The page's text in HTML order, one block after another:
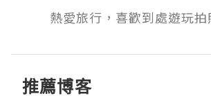
熱愛旅行，喜歡到處遊玩拍
推薦博客